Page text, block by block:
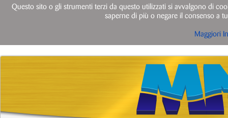
Questo sito o gli strumenti terzi da questo utilizzati si avvalgono di
saperne di più o negare il consenso a
Maggiori